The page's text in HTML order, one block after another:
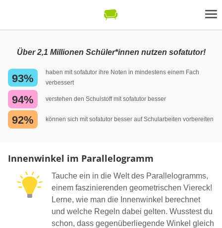
Über 2,1 Millionen Schüler*innen nutzen sofatutor!
93%
haben mit sofatutor ihre Noten in mindestens einem Fach
verbessert
94% verstehen den Schulstoff mit sofatutor besser
92% können sich mit sofatutor besser auf Schularbeiten vorbereiten
Innenwinkel im Parallelogramm
Tauche ein in die Welt des Parallelogramms,
einem faszinierenden geometrischen Viereck!
Lerne, wie man die Innenwinkel berechnet
und welche Regeln dabei gelten. Wusstest du
schon, dass gegenüberliegende Winkel gleich